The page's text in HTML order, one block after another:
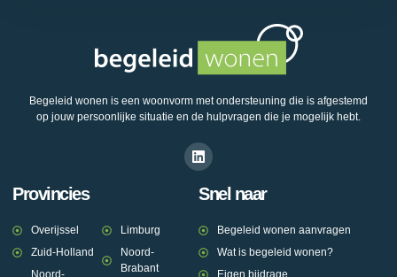
Begeleid wonen is een woonvorm met ondersteuning die is afgestemd
op jouw persoonlijke situatie en de hulpvragen die je mogelijk hebt.
Provincies
Overijssel
Zuid-Holland
Limburg
Noord-
Brabant
Snel naar
Begeleid wonen aanvragen
Wat is begeleid wonen?